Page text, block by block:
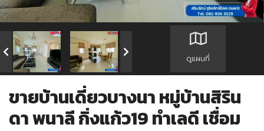
ดูแผนที่
ขายบ้านเดี่ยวบางนา หมู่บ้านสิริน
ดา พนาลี กิ่งแก้ว19 ทำเลดี เชื่อม